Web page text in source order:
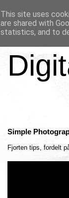
Simple
Fjorten tips, fordelt
This site uses
are shared with
statistics, and to